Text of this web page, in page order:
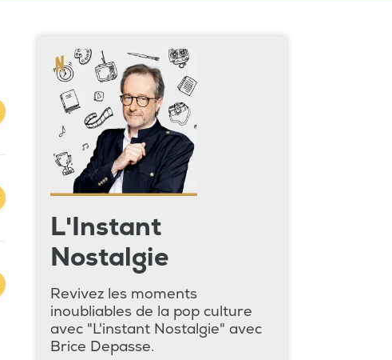
L'Instant
Nostalgie
Revivez les moments
inoubliables de la pop culture
avec "L'instant Nostalgie" avec
Brice Depasse.